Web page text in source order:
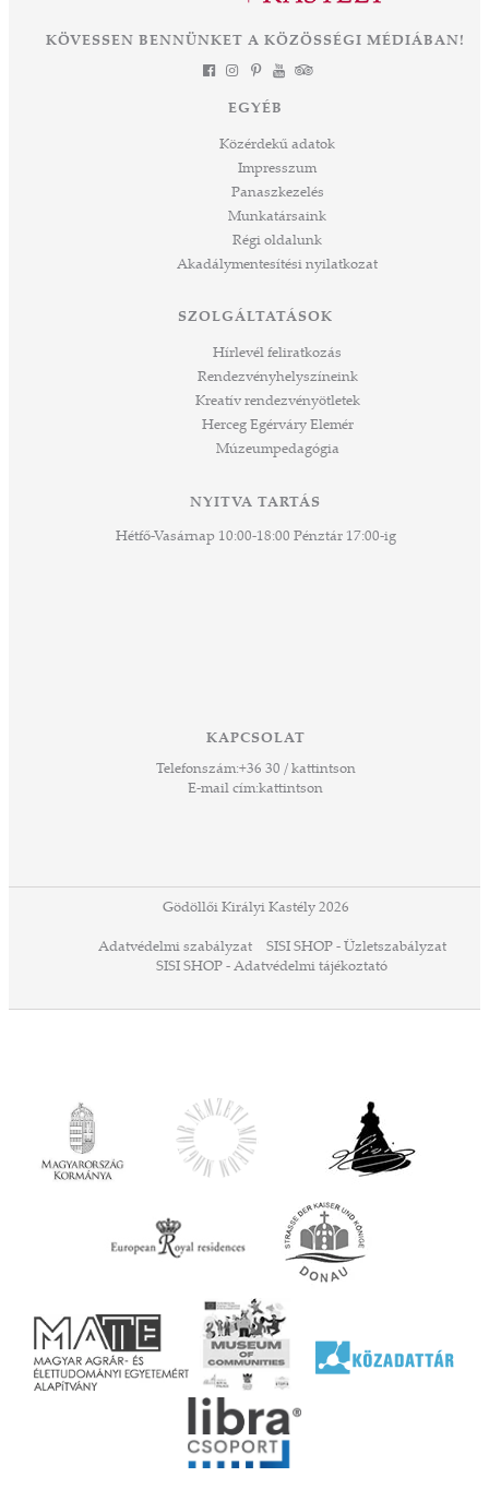
KÖVESSEN BENNÜNKET A KÖZÖSSÉGI MÉDIÁBAN!
EGYÉB
Közérdekű adatok
Impresszum
Panaszkezelés
Munkatársaink
Régi oldalunk
Akadálymentesítési nyilatkozat
SZOLGÁLTATÁSOK
Hírlevél feliratkozás
Rendezvényhelyszíneink
Kreatív rendezvényötletek
Herceg Egérváry Elemér
Múzeumpedagógia
NYITVA TARTÁS
Hétfő-Vasárnap 10:00-18:00 Pénztár 17:00-ig
KAPCSOLAT
Telefonszám:+36 30 / kattintson
E-mail cím:kattintson
Gödöllői Királyi Kastély 2026
Adatvédelmi szabályzat
SISI SHOP - Üzletszabályzat
SISI SHOP - Adatvédelmi tájékoztató